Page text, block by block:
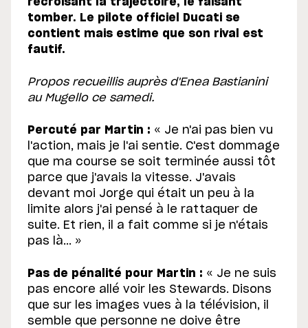
tomber. Le pilote officiel Ducati se
contient mais estime que son rival est
fautif.
Propos recueillis auprès d'Enea Bastianini
au Mugello ce samedi.
Percuté par Martin : « Je n'ai pas bien vu
l'action, mais je l'ai sentie. C'est dommage
que ma course se soit terminée aussi tôt
parce que j'avais la vitesse. J'avais
devant moi Jorge qui était un peu à la
limite alors j'ai pensé à le rattaquer de
suite. Et rien, il a fait comme si je n'étais
pas là... »
Pas de pénalité pour Martin : « Je ne suis
pas encore allé voir les Stewards. Disons
que sur les images vues à la télévision, il
semble que personne ne doive être